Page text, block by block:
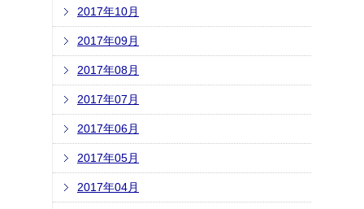
2017年10月
2017年09月
2017年08月
2017年07月
2017年06月
2017年05月
2017年04月